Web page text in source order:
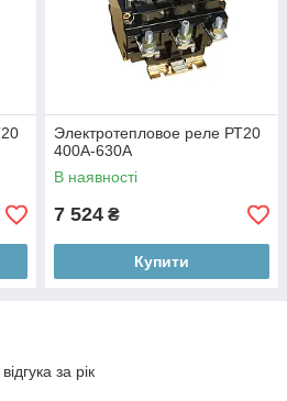
Электротепловое реле РТ20
400А-630А
В наявності
7 524 ₴
Купити
за рік